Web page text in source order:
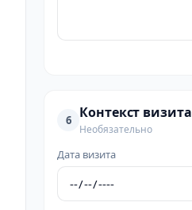
6 Контекст визита
Необязательно
Дата визита